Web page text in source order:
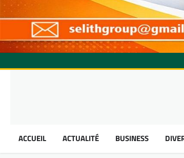
ACCUEIL ACTUALITÉ BUSINESS